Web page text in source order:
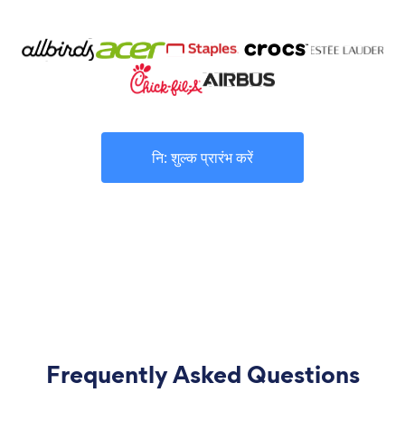
नि: शुल्क प्रारंभ करें
Frequently Asked Questions